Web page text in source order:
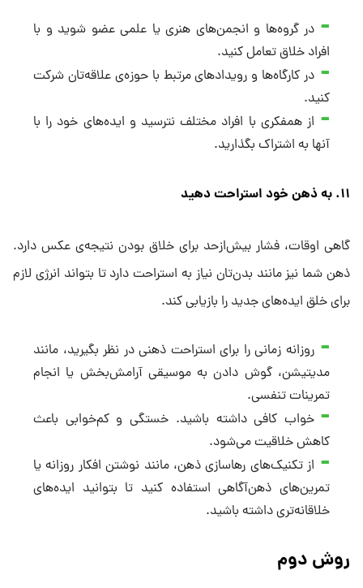
در گروه‌ها و انجمن‌های هنری یا علمی عضو شوید و با
افراد خلاق تعامل کنید.
در کارگاه‌ها و رویدادهای مرتبط با حوزه‌ی علاقه‌تان شرکت
کنید.
از همفکری با افراد مختلف نترسید و ایده‌های خود را با
آنها به اشتراک بگذارید.
۱۱. به ذهن خود استراحت دهید
گاهی اوقات، فشار بیش‌ازحد برای خلاق بودن نتیجه‌ی عکس دارد.
ذهن شما نیز مانند بدن‌تان نیاز به استراحت دارد تا بتواند انرژی لازم
برای خلق ایده‌های جدید را بازیابی کند.
روزانه زمانی را برای استراحت ذهنی در نظر بگیرید، مانند
مدیتیشن، گوش دادن به موسیقی آرامش‌بخش یا انجام
تمرینات تنفسی.
خواب کافی داشته باشید. خستگی و کم‌خوابی باعث
کاهش خلاقیت می‌شود.
از تکنیک‌های رهاسازی ذهن، مانند نوشتن افکار روزانه یا
تمرین‌های ذهن‌آگاهی استفاده کنید تا بتوانید ایده‌های
خلاقانه‌تری داشته باشید.
روش دوم